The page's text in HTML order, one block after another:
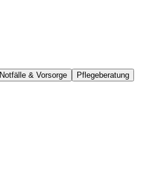
Notfälle & Vorsorge Pflegeberatung